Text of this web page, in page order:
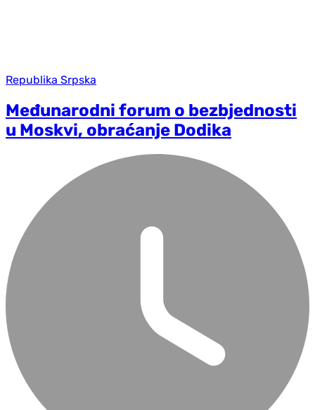
Republika Srpska
Međunarodni forum o bezbjednosti
u Moskvi, obraćanje Dodika